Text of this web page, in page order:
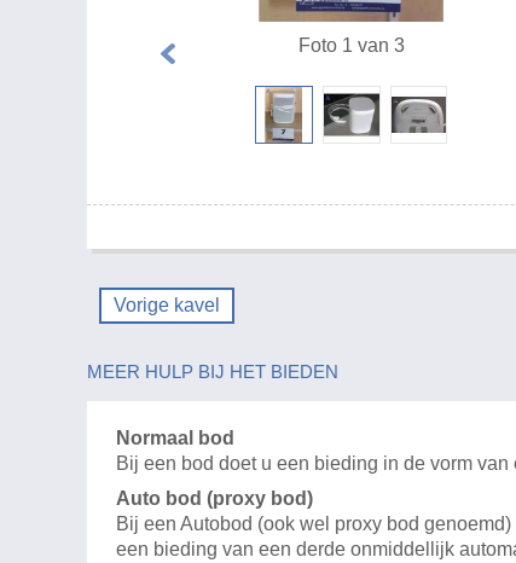
Foto 1 van 3
Vorige kavel
MEER HULP BIJ HET BIEDEN
Normaal bod
Bij een bod doet u een bieding in de vorm
Auto bod (proxy bod)
Bij een Autobod (ook wel proxy bod
een bieding van een derde onmiddellijk